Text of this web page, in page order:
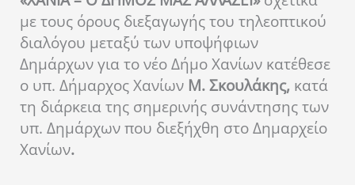
με τους όρους διεξαγωγής του τηλεοπτικού
διαλόγου μεταξύ των υποψήφιων
Δημάρχων για το νέο Δήμο Χανίων κατέθεσε
ο υπ. Δήμαρχος Χανίων Μ. Σκουλάκης, κατά
τη διάρκεια της σημερινής συνάντησης των
υπ. Δημάρχων που διεξήχθη στο Δημαρχείο
Χανίων.